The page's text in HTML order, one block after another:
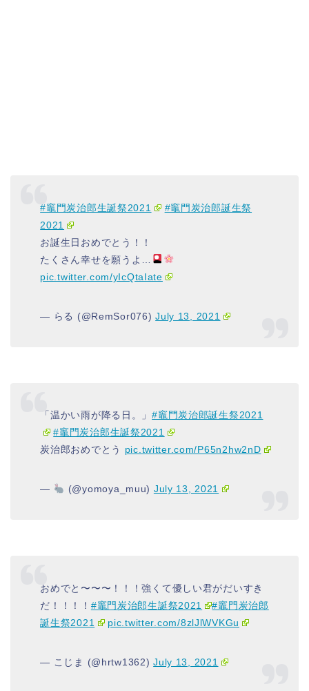
#竈門炭治郎生誕祭2021
#竈門炭治郎誕生祭
2021
お誕生日おめでとう！！
たくさん幸せを願うよ…
pic.twitter.com/yIcQtaIate
— らる (@RemSor076)July 13, 2021
「温かい雨が降る日。」#竈門炭治郎誕生祭2021
#竈門炭治郎生誕祭2021
炭治郎おめでとう pic.twitter.com/P65n2hw2nD
— (@yomoya_muu) July 13, 2021
おめでと〜〜〜！！！強くて優しい君がだいすき
だ！！！！ #竈門炭治郎生誕祭2021
#竈門炭治郎
誕生祭2021
pic.twitter.com/8zlJlWVKGu
— こじま (@hrtw1362)July 13, 2021